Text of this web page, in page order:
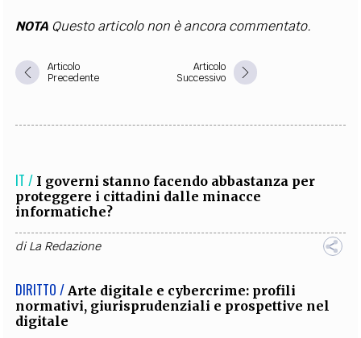
NOTA Questo articolo non è ancora commentato.
Articolo
Precedente
Articolo
Successivo
IT / I governi stanno facendo abbastanza per
proteggere i cittadini dalle minacce
informatiche?
diLa Redazione
DIRITTO / Arte digitale e cybercrime: profili
normativi, giurisprudenziali e prospettive nel
digitale